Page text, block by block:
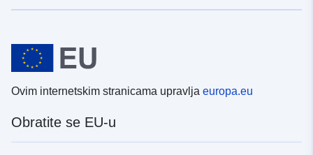
Ovim internetskim stranicama upravlja europa.eu
Obratite se EU-u